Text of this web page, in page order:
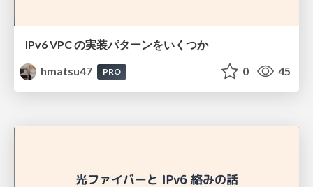
IPv6 VPC の実装パターンをいくつか
hmatsu47
PRO 0 45